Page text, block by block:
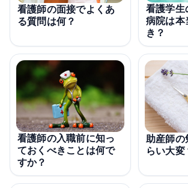
看護師の面接でよくあ
る質問は何？
看護学生
病院は本
き？
看護師の入職前に知っ
ておくべきことは何で
すか？
助産師の
らい大変